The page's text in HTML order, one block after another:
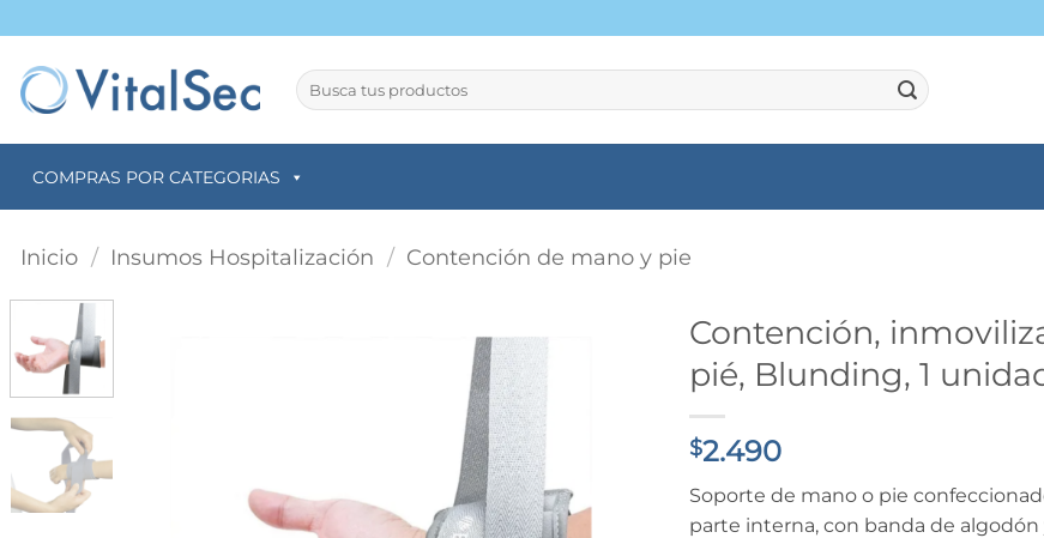
al
contenido
Buscar
por:
COMPRAS POR CATEGORIAS
Inicio / Insumos Hospitalización / Contención de mano y pie
Contención,
pié, Blunding, 1
$2.490
Soporte de mano o pie
parte interna, con banda de